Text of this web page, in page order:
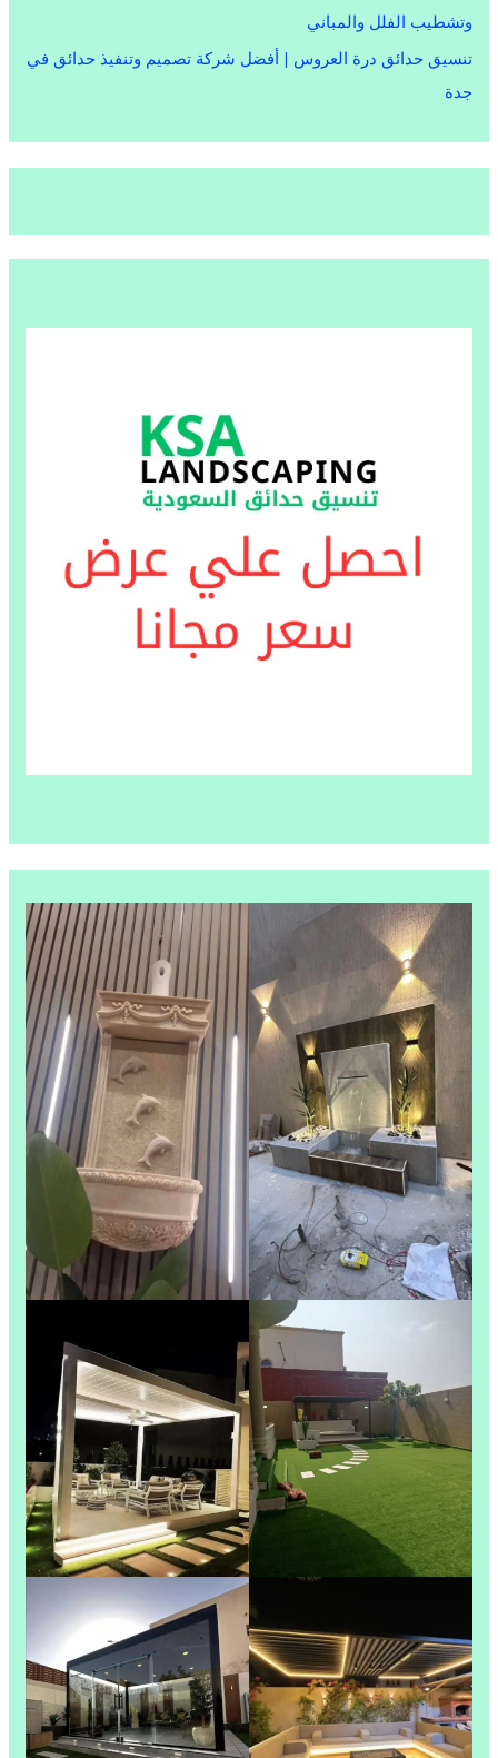
وتشطيب الفلل والمباني
تنسيق حدائق درة العروس | أفضل شركة تصميم وتنفيذ حدائق في
جدة